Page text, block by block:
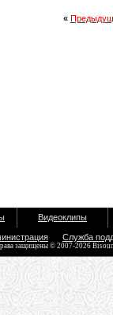
«
Видеоклипы
Служба
защищены © 2007-2026